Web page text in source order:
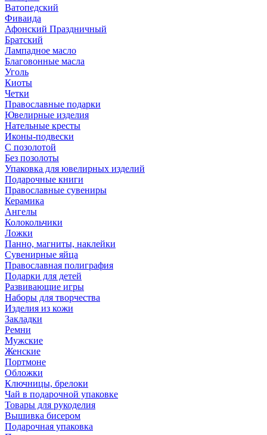
Ватопедский
Фиваида
Афонский Праздничный
Братский
Лампадное масло
Благовонные масла
Уголь
Киоты
Четки
Православные подарки
Ювелирные изделия
Нательные кресты
Иконы-подвески
С позолотой
Без позолоты
Упаковка для ювелирных изделий
Подарочные книги
Православные сувениры
Керамика
Ангелы
Колокольчики
Ложки
Панно, магниты, наклейки
Сувенирные яйца
Православная полиграфия
Подарки для детей
Развивающие игры
Наборы для творчества
Изделия из кожи
Закладки
Ремни
Мужские
Женские
Портмоне
Обложки
Ключницы, брелоки
Чай в подарочной упаковке
Товары для рукоделия
Вышивка бисером
Подарочная упаковка